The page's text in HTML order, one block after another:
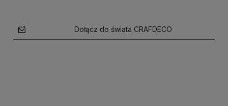
Dołącz do świata CRAFDECO